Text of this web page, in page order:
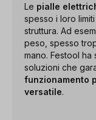
Le pialle
spesso i loro
struttura. Ad
peso, spesso
mano. Festool ha
soluzioni che
funzionamento
versatile.